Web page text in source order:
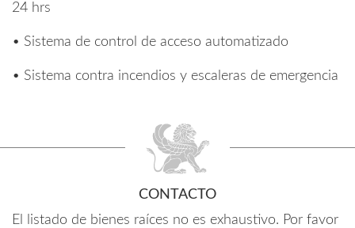
24 hrs
• Sistema de control de acceso automatizado
• Sistema contra incendios y escaleras de emergencia
CONTACTO
El listado de bienes raíces no es exhaustivo. Por favor